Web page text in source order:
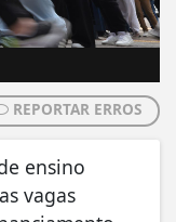
REPORTAR ERROS
ensino
vagas